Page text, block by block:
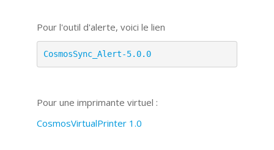
Pour l'outil d'alerte, voici le lien
CosmosSync_Alert-5.0.0
Pour une imprimante virtuel :
CosmosVirtualPrinter 1.0